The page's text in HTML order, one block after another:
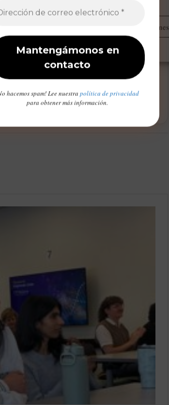
Administrar opciones
Opt-out preferences Declaración de privacidad Aviso Legal / Imprint
hacemos spam! Lee nuestra política de privacidad
para obtener más información.